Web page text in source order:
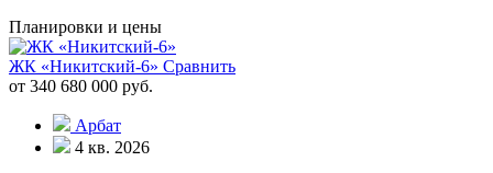
Планировки и цены
ЖК «Никитский-6» Сравнить
от 340 680 000 руб.
Арбат
4 кв. 2026